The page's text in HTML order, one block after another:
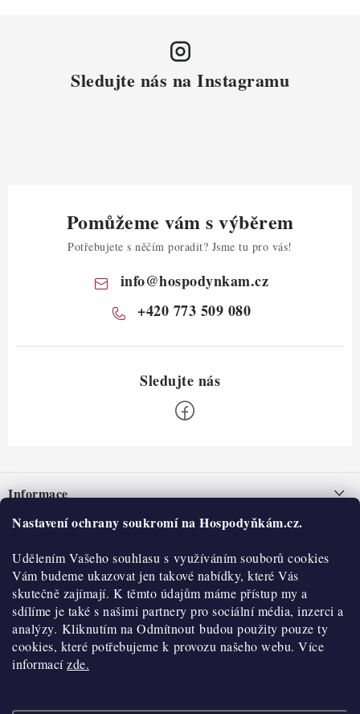
Nastavení ochrany soukromí na Hospodyňkám.cz.
Udělením Vašeho souhlasu s využíváním souborů cookies
Vám budeme ukazovat jen takové nabídky, které Vás
skutečně zajímají. K těmto údajům máme přístup my a
sdílíme je také s našimi partnery pro sociální média, inzerci a
analýzy. Kliknutím na Odmítnout budou použity pouze ty
cookies, které potřebujeme k provozu našeho webu. Více
informacízde.
Sledujte nás na Instagramu
Pomůžeme vám s výběrem
Potřebujete s něčím poradit? Jsme tu pro vás!
info@hospodynkam.cz
+420 773 509 080
pInformace
Nepřevzetí zásilky na dobírku
Obchodní podmínky
Hodnocení obchodu
Blog
Moje objednávka
O nás
Historie
Kontakty
O nákupu
Reklamace a vratky
Výdejní místa